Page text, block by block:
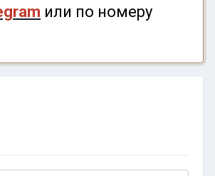
или по номеру